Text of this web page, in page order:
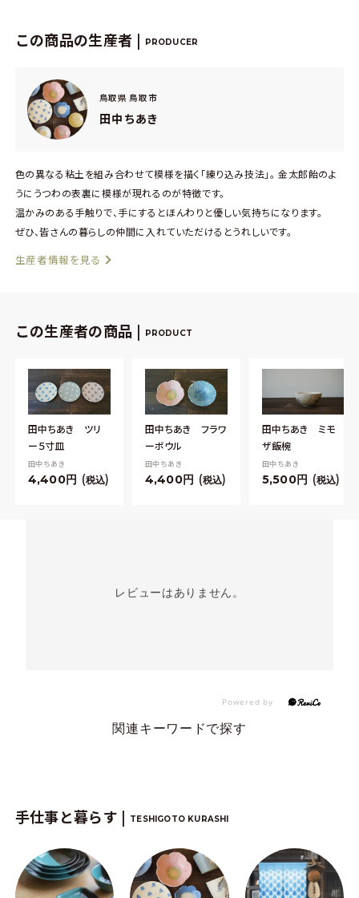
この商品の生産者 | PRODUCER
鳥取県 鳥取市
田中ちあき
色の異なる粘土を組み合わせて模様を描く「練り込み技法」。 金太郎飴のよ
うにうつわの表裏に模様が現れるのが特徴です。
温かみのある手触りで、手にするとほんわりと優しい気持ちになります。
ぜひ、皆さんの暮らしの仲間に入れていただけるとうれしいです。
生産者情報を見る
この生産者の商品 | PRODUCT
田中ちあき ツリ
ー５寸皿
田中ちあき
4,400 税込
田中ちあき フラワ
ーボウル
田中ちあき
4,400 税込
田中ちあき ミモ
ザ飯椀
田中ちあき
5,500 税込
レビューはありません。
関連キーワードで探す
手仕事と暮らす | TESHIGOTO KURASHI